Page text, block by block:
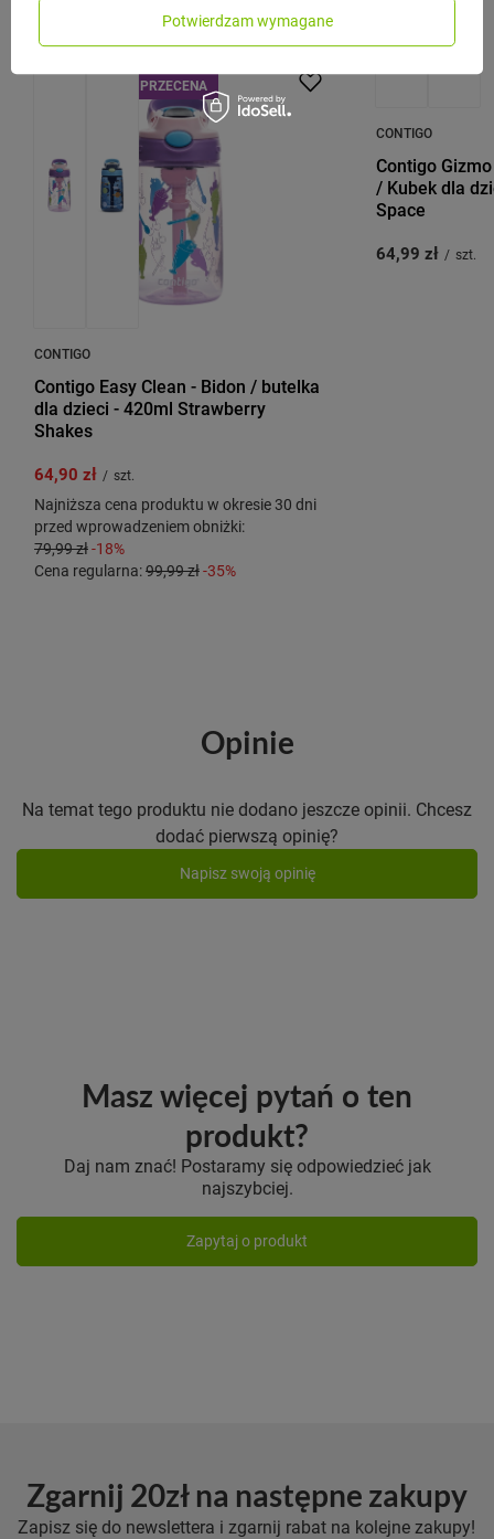
PRZECENA
CONTIGO
Contigo Easy Clean - Bidon / butelka
dla dzieci - 420ml Strawberry
Shakes
64,90 zł / szt.
Najniższa cena produktu w okresie 30 dni
przed wprowadzeniem obniżki:
79,99 zł-18%
Cena regularna:99,99 zł-35%
CONTIGO
Contigo
/ Kubek dla
Space
64,99 zł / szt.
Opinie
Na temat tego produktu nie dodano jeszcze opinii. Chcesz
dodać pierwszą opinię?
Napisz swoją opinię
Masz więcej pytań o ten
produkt?
Daj nam znać! Postaramy się odpowiedzieć jak
najszybciej.
Zapytaj o produkt
Zgarnij 20zł na następne zakupy
Zapisz się do newslettera i zgarnij rabat na kolejne zakupy!
Potwierdzam wymagane